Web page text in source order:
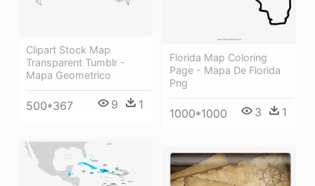
Florida Map Coloring
Page - Mapa De Florida
Png
1000*1000 3 1
Clipart Stock Map
Transparent Tumblr -
Mapa Geometrico
500*367 9 1